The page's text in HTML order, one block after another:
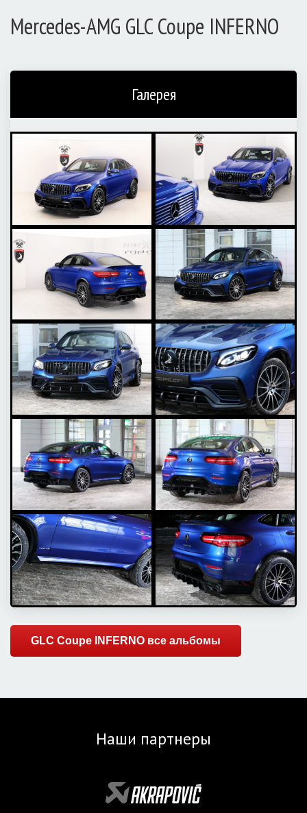
Mercedes-AMG GLC Coupe INFERNO
Галерея
GLC Coupe INFERNO все альбомы
Наши партнеры